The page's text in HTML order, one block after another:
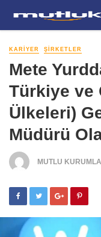
KARIYER ŞIRKETLER
Mete
Türkiye ve
Ülkeleri)
Müdürü
MUTLU